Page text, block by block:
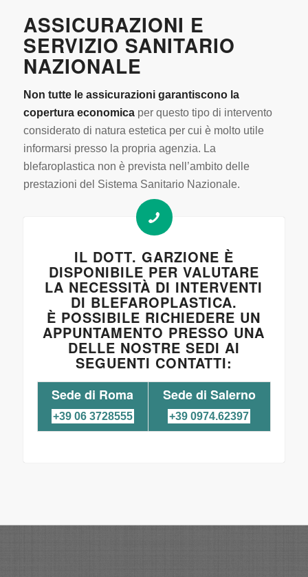
ASSICURAZIONI E
SERVIZIO SANITARIO
NAZIONALE
Non tutte le assicurazioni garantiscono la
copertura economicaper questo tipo di intervento
considerato di natura estetica per cui è molto utile
informarsi presso la propria agenzia. La
blefaroplastica non è prevista nell’ambito delle
prestazioni del Sistema Sanitario Nazionale.
IL DOTT. GARZIONE È
DISPONIBILE PER VALUTARE
LA NECESSITÀ DI INTERVENTI
DI BLEFAROPLASTICA.
È POSSIBILE RICHIEDERE UN
APPUNTAMENTO PRESSO UNA
DELLE NOSTRE SEDI AI
SEGUENTI CONTATTI:
Sede di Roma
+39 06 3728555
Sede di Salerno
+39 0974.62397